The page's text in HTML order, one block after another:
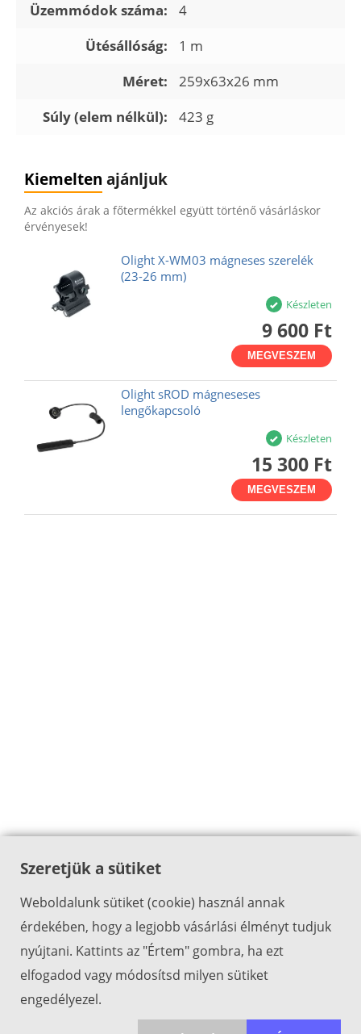
Üzemmódok száma:
4
Ütésállóság:
1 m
Méret:
259x63x26 mm
Súly (elem nélkül):
423 g
Kiemelten ajánljuk
Az akciós árak a főtermékkel együtt történő vásárláskor
érvényesek!
Olight X-WM03 mágneses szerelék
(23-26 mm)
Készleten
9 600 Ft
MEGVESZEM
Olight sROD mágneseses
lengőkapcsoló
Készleten
15 300 Ft
MEGVESZEM
Szeretjük a sütiket
Weboldalunk sütiket (cookie) használ annak
érdekében, hogy a legjobb vásárlási élményt tudjuk
nyújtani. Kattints az "Értem" gombra, ha ezt
elfogadod vagy módosítsd milyen sütiket
engedélyezel.